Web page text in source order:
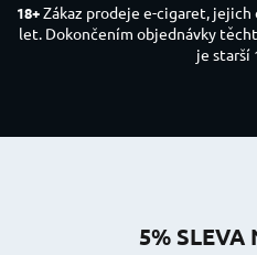
18+Zákaz prodeje e-cigaret, jejich
let. Dokončením objednávky
je starší
5% SLEVA